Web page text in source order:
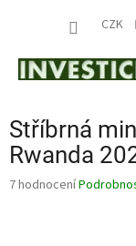
CZK
Stříbrná
Rwanda
Průměrné
7 hodnocení